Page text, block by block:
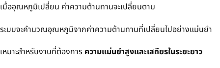
เมื่ออุณหภูมิเปลี่ยน ค่าความต้านทานจะเปลี่ยนตาม
ระบบจะคำนวณอุณหภูมิจากค่าความต้านทานที่เปลี่ยนไปอย่างแม่นยำ
เหมาะสำหรับงานที่ต้องการ ความแม่นยำสูงและเสถียรในระยะยาว